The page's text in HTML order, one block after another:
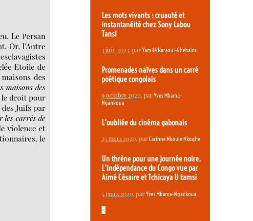
Le Persan
Or, l’Autre
Etoile de
maisons des
maisons des
le droit pour
Juifs par
les carrés de
violence et
le
Les mots vivants : cruauté et
instantanéité chez Sony Labou
Tansi
3 juin 2023, par Yamilé Haraoui-Ghebalou
Promenades naïves dans un carré
poétique congolais
9 octobre 2020, par Yves Mbama-
Ngankoua
L’oubliée du cinéma gabonais
25 mars 2020, par Carinne Nkoule Nkoghe
Un thrène pour une journée noire.
L’indépendance du Congo vue par
Aimé Césaire et Tchicaya U tamsi
5 mars 2020, par Yves Mbama-Ngankoua
<